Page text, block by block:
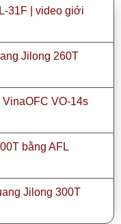
31F | video giới
Jilong 260T
VO-14s
bằng AFL
Jilong 300T